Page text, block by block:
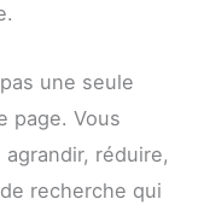
une seule
page. Vous
réduire,
recherche qui